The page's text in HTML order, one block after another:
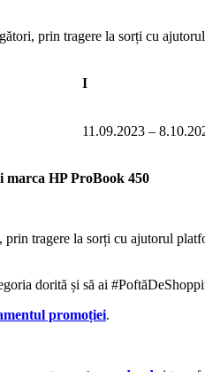
prin tragere la sorți cu
I
11.09.2023 –
HP ProBook 450
tragere la sorți cu ajutorul
dorită și să ai
promoției.